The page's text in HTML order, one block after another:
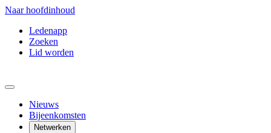
Naar hoofdinhoud
Ledenapp
Zoeken
Lid worden
Nieuws
Bijeenkomsten
Netwerken